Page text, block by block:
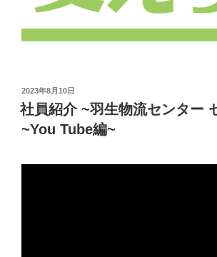
投
稿
日:
2023年8月10日
社員紹介 ~羽生物流センター
~You Tube編~